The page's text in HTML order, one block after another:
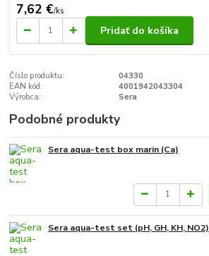
7,62 €/ks
Pridať do košíka
Číslo produktu:
04330
EAN kód:
4001942043304
Výrobca:
Sera
Podobné produkty
Sera aqua-test box marin (Ca)
Sera aqua-test set (pH, GH, KH, NO2)